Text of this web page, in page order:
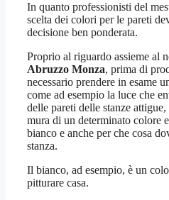
In quanto professionisti del
scelta dei colori per le pareti
decisione ben ponderata.
Proprio al riguardo assieme al
Abruzzo Monza, prima di
necessario prendere in esame
come ad esempio la luce che
delle pareti delle stanze
mura di un determinato colore
bianco e anche per che cosa
stanza.
Il bianco, ad esempio, è un
pitturare casa.